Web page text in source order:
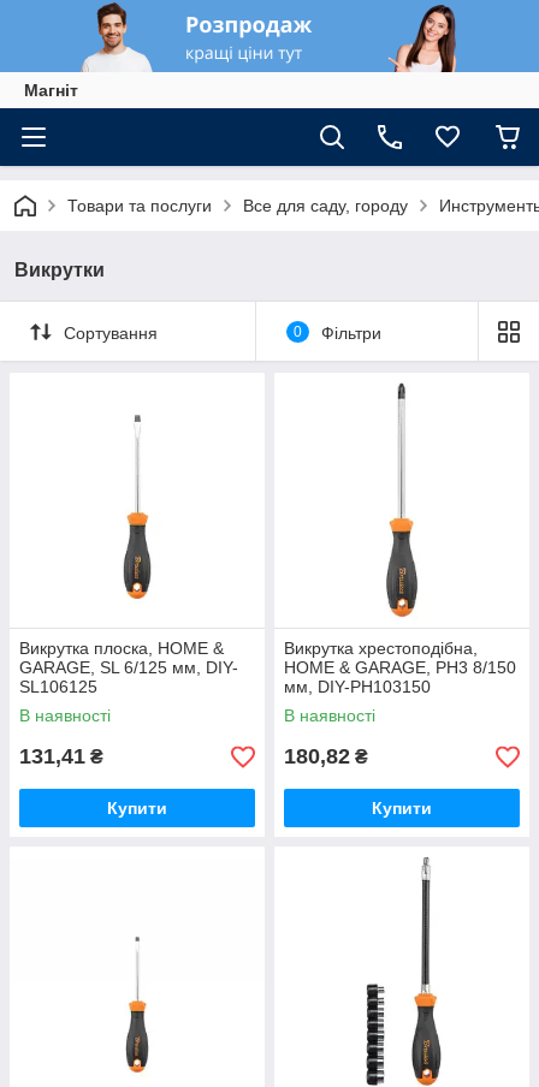
Магніт
Товари та послуги Все для саду, городу
Викрутки
Сортування 0 Фільтри
Викрутка плоска, HOME &
GARAGE, SL 6/125 мм, DIY-
SL106125
В наявності
131,41 ₴
Купити
Викрутка хрестоподібна,
HOME & GARAGE, PH3 8/150
мм, DIY-PH103150
В наявності
180,82 ₴
Купити